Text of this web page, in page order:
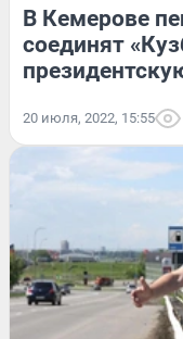
В Кемерове
соединят
20 июля, 2022, 15:55